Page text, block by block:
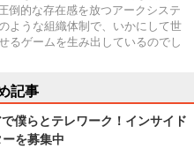
倒的な存在感を放つアークシステ
ような組織体制で、いかにして世
るゲームを生み出しているのでし
記事
で僕らとテレワーク！インサイド
を募集中